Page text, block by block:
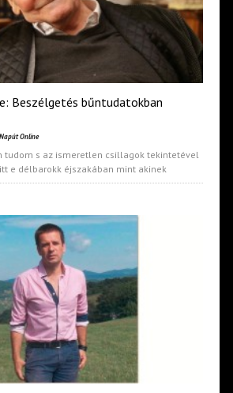
Beszélgetés bűntudatokban
Online
tudom s az ismeretlen csillagok tekintetével
e délbarokk éjszakában mint akinek